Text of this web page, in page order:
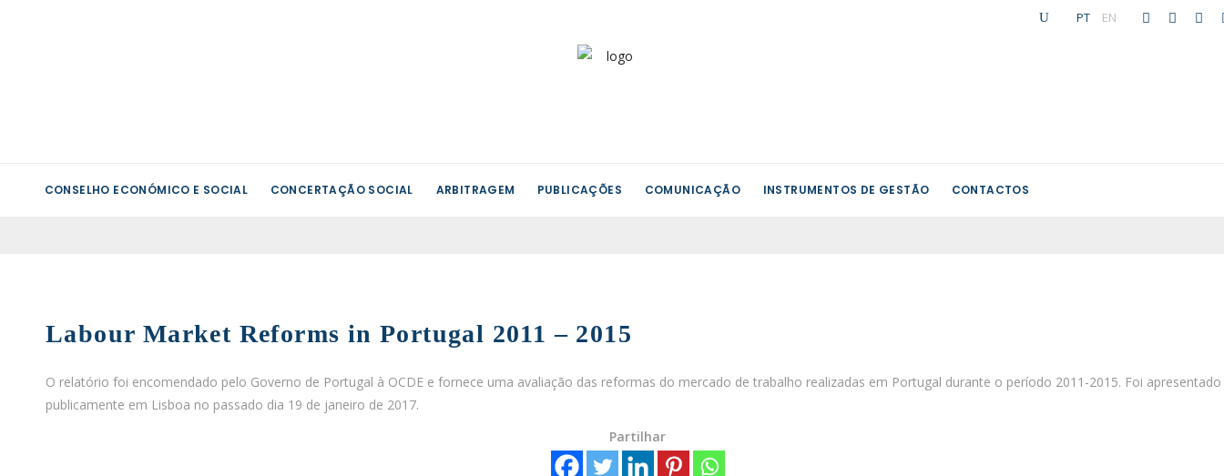
PT EN
CONSELHO ECONÓMICO E SOCIAL CONCERTAÇÃO SOCIAL ARBITRAGEM PUBLICAÇÕES COMUNICAÇÃO INSTRUMENTOS DE GESTÃO CONTACTOS
Labour Market Reforms in Portugal 2011 – 2015
O relatório foi encomendado pelo Governo de Portugal à OCDE e fornece uma avaliação das reformas do mercado de trabalho realizadas em Portugal durante o período 2011-2015. Foi apresentado
publicamente em Lisboa no passado dia 19 de janeiro de 2017.
Partilhar